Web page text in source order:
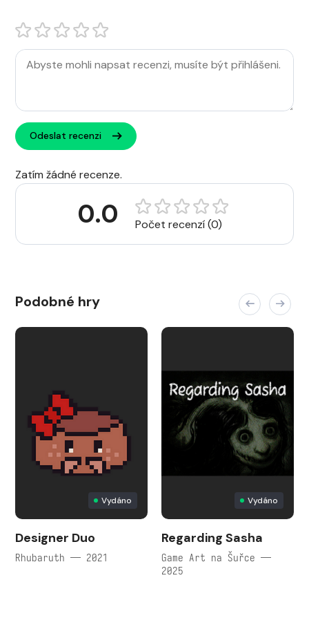
Odeslat recenzi
Zatím žádné recenze.
0.0 Počet recenzí (0)
Podobné hry
Vydáno
Designer Duo
Rhubaruth — 2021
Vydáno
Regarding Sasha
Game Art na Šuřce —
2025